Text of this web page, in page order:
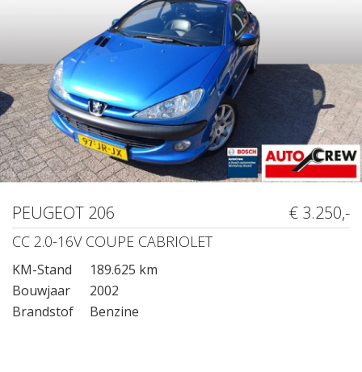
PEUGEOT 206 € 3.250,-
CC 2.0-16V COUPE CABRIOLET
KM-Stand
189.625 km
Bouwjaar
2002
Brandstof
Benzine